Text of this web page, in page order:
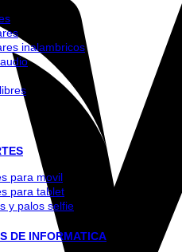
inalambricos
para movil
para tablet
y palos selfie
DE INFORMATICA